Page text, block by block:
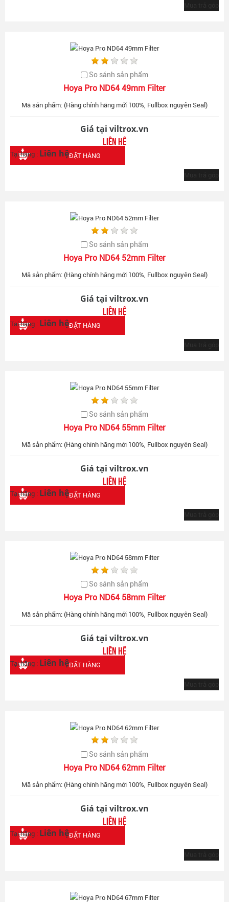
So sánh sản phẩm
Hoya Pro ND64 49mm Filter
Mã sản phẩm: (Hàng chính hãng mới 100%, Fullbox nguyên Seal)
Giá tại viltrox.vn
Liên hệ
Tại hãng : Liên hệĐẶT HÀNG
So sánh sản phẩm
Hoya Pro ND64 52mm Filter
Mã sản phẩm: (Hàng chính hãng mới 100%, Fullbox nguyên Seal)
Giá tại viltrox.vn
Liên hệ
Tại hãng : Liên hệĐẶT HÀNG
So sánh sản phẩm
Hoya Pro ND64 55mm Filter
Mã sản phẩm: (Hàng chính hãng mới 100%, Fullbox nguyên Seal)
Giá tại viltrox.vn
Liên hệ
Tại hãng : Liên hệĐẶT HÀNG
So sánh sản phẩm
Hoya Pro ND64 58mm Filter
Mã sản phẩm: (Hàng chính hãng mới 100%, Fullbox nguyên Seal)
Giá tại viltrox.vn
Liên hệ
Tại hãng : Liên hệĐẶT HÀNG
So sánh sản phẩm
Hoya Pro ND64 62mm Filter
Mã sản phẩm: (Hàng chính hãng mới 100%, Fullbox nguyên Seal)
Giá tại viltrox.vn
Liên hệ
Tại hãng : Liên hệĐẶT HÀNG